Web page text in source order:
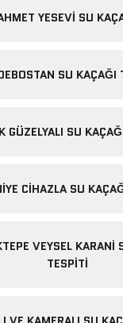
YESEVI SU
SU KAÇAĞI
GÜZELYALI SU
CIHAZLA SU
VEYSEL KARANI
TESPITI